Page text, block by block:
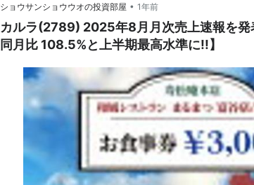
ショウサンショウウオの投資部屋 • 1年前
カルラ(2789) 2025年8月月次売上速報を発
同月比 108.5%と上半期最高水準に!!】